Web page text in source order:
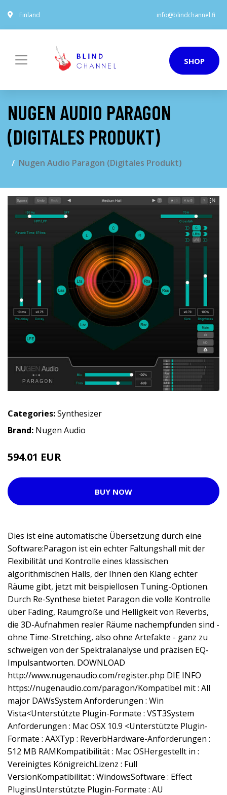
Finland info@blindchannel.fi
SHOP
NUGEN AUDIO PARAGON
(DIGITALES PRODUKT)
Nugen Audio Paragon (Digitales Produkt)
Categories:Synthesizer
Brand: Nugen Audio
594.01 EUR
BUY NOW
Dies ist eine automatische Übersetzung durch eine
Software:Paragon ist ein echter Faltungshall mit der
Flexibilität und Kontrolle eines klassischen
algorithmischen Halls, der Ihnen den Klang echter
Räume gibt, jetzt mit beispiellosen Tuning-Optionen.
Durch Re-Synthese bietet Paragon die volle Kontrolle
über Fading, Raumgröße und Helligkeit von Reverbs,
die 3D-Aufnahmen realer Räume nachempfunden sind -
ohne Time-Stretching, also ohne Artefakte - ganz zu
schweigen von der Spektralanalyse und präzisen EQ-
Impulsantworten. DOWNLOAD
http://www.nugenaudio.com/register.php DIE INFO
https://nugenaudio.com/paragon/Kompatibel mit : All
major DAWsSystem Anforderungen : Win
Vista<Unterstützte Plugin-Formate : VST3System
Anforderungen : Mac OSX 10.9 <Unterstützte Plugin-
Formate : AAXTyp : ReverbHardware-Anforderungen :
512 MB RAMKompatibilität : Mac OSHergestellt in :
Vereinigtes KönigreichLizenz : Full
VersionKompatibilität : WindowsSoftware : Effect
PluginsUnterstützte Plugin-Formate : AU